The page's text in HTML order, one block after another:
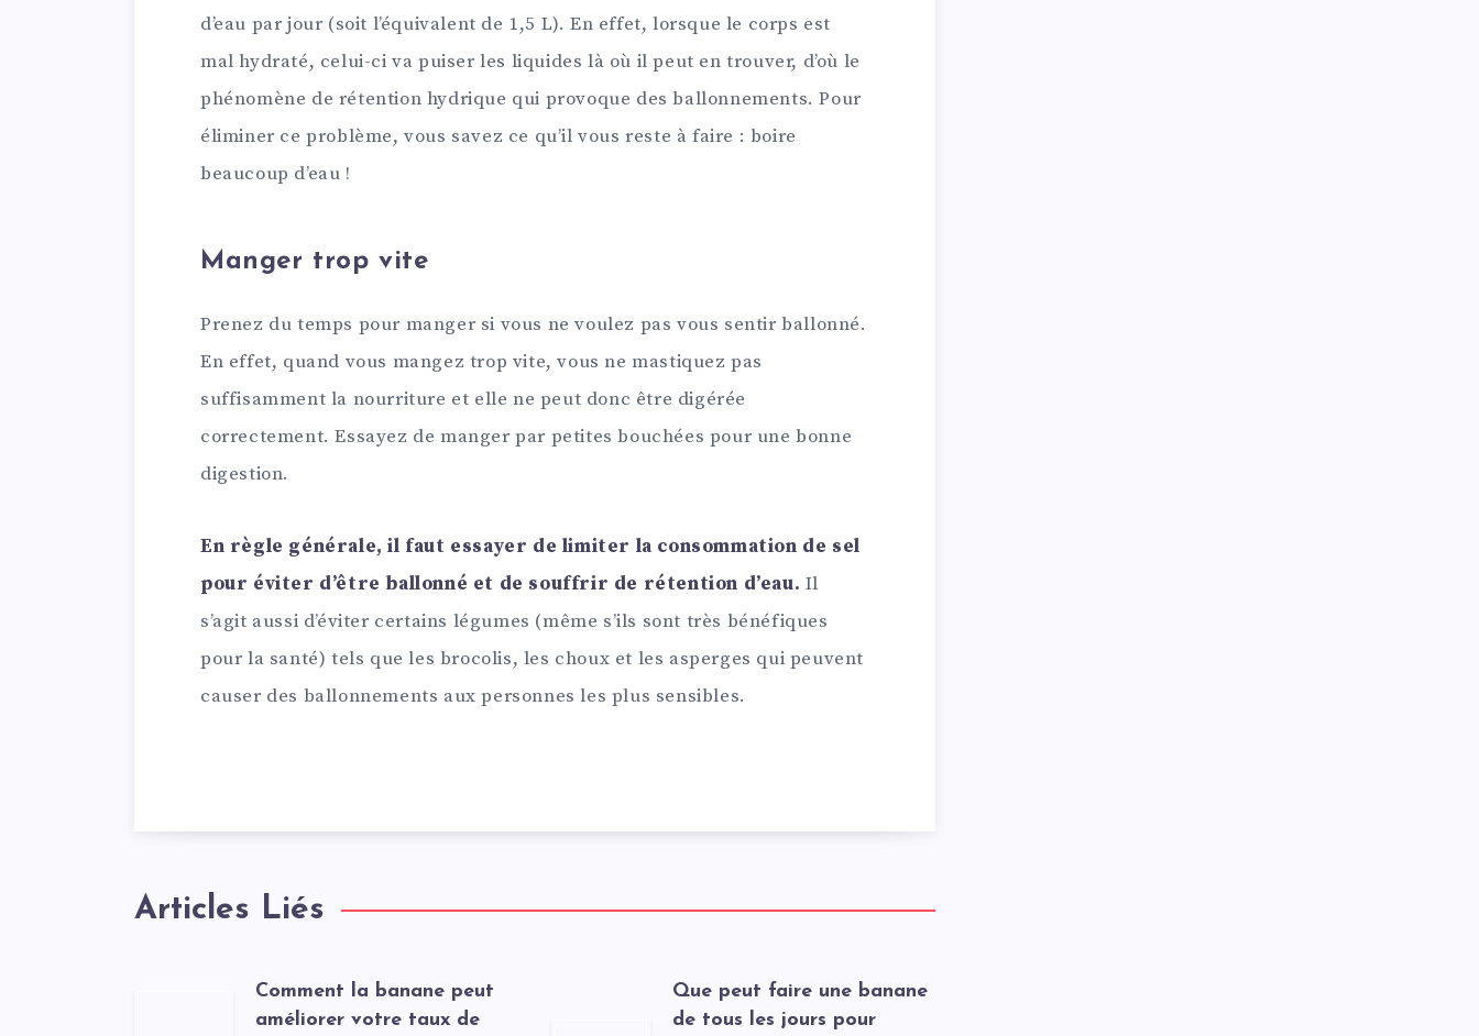
d’eau par jour (soit l’équivalent de 1,5 L). En effet, lorsque le corps est
mal hydraté, celui-ci va puiser les liquides là où il peut en trouver, d’où le
phénomène de rétention hydrique qui provoque des ballonnements. Pour
éliminer ce problème, vous savez ce qu’il vous reste à faire : boire
beaucoup d’eau !
Manger trop vite
Prenez du temps pour manger si vous ne voulez pas vous sentir ballonné.
En effet, quand vous mangez trop vite, vous ne mastiquez pas
suffisamment la nourriture et elle ne peut donc être digérée
correctement. Essayez de manger par petites bouchées pour une bonne
digestion.
En règle générale, il faut essayer de limiter la consommation de sel
pour éviter d’être ballonné et de souffrir de rétention d’eau. Il
s’agit aussi d’éviter certains légumes (même s’ils sont très bénéfiques
pour la santé) tels que les brocolis, les choux et les asperges qui peuvent
causer des ballonnements aux personnes les plus sensibles.
Articles Liés
Comment la banane peut
améliorer votre taux de
Que peut faire une banane
de tous les jours pour